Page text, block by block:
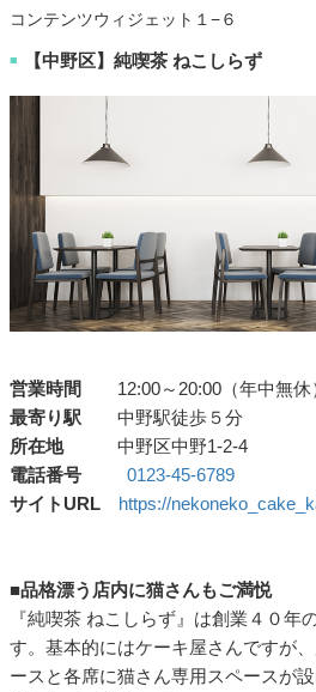
コンテンツウィジェット１−６
■ 【中野区】純喫茶 ねこしらず
営業時間
12:00～20:00（年中無休
最寄り駅 中野駅徒歩５分
所在地中野区中野1-2-4
電話番号
0123-45-6789
サイトURL https://
■品格漂う店内に猫さんもご満悦
『純喫茶 ねこしらず』は創業４０年
す。基本的にはケーキ屋さんですが
ースと各席に猫さん専用スペースが